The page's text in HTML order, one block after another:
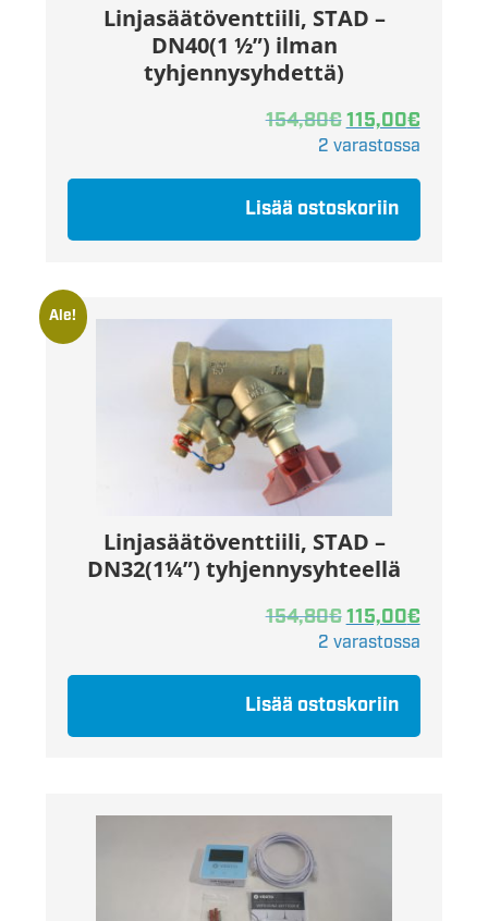
Linjasäätöventtiili, STAD –
DN40(1 ½”) ilman
tyhjennysyhdettä)
154,80€115,00€
2 varastossa
Lisää ostoskoriin
Ale!
Linjasäätöventtiili, STAD –
DN32(1¼”) tyhjennysyhteellä
154,80€115,00€
2 varastossa
Lisää ostoskoriin